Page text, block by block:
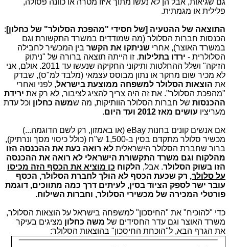
גם שגיאות, אבל הן לא נעשו מתוך איזו מטרה או כוונה פסולה,
פלילית או מגמתית.
התוצאה של ההטעיה [של חסידי "מהפכת הסלולר" של כחלון] :
הכנסות חברות הסלולר (מה שמודדים במשרד התקשורת וגם
במשרד האוצר), אחרי שניתקו את הקשר בין המכשיר לחבילה
הסלולרית - ירדו בתלילות. זו הייתה תוצאה ברורה של "ניתוק
הזיקה" ושלל ההחלטות ותיקוני החקיקה שנעשו עד 2011. אולם, אני
לא מכיר שום מחקר או נתון מבוסס עצמאי (מלבד למ"ס), שבדק
את הוצאות הסלולר למשפחה ממוצעת בישראל, לפני ואחרי
"מהפכת הסלולר". את זה היה צריך להציג לציבור, לא רק את ירידת
ההכנסות של חברות הסלולר הוותיקות, מה שמשה כחלון וכל עדת
מעריציו עושים מאז 2012 ועד היום.
אם אנשים קונים בחנות eBay (או באמזון, רק לשם הדוגמה...)
מכשיר סלולר מתקדם בסין ב-1,500 ש"ח (כולל כיסוי מסך ונרתיק),
ברור שחברת הסלולר הישראלית לא רואה כעת את ההכנסה הזו
מהלקוח וגם משרד התקשורת הישראלי לא רואה את ההכנסה
הזו בשוק הסלולר. אבל, הלקוח כן מוציא את הכסף הזה מכיסו
על סלולר, רק שכעת הכסף לא הולך לחברת הסלולר, הכסף
עובר ישר לספק הציוד בסין, לעיתים דרך כמה מתווכים, דוגמת
פורטלי המכירה של מכשירי הסלולר, וחברות השילוח.
כדי "להוכיח" את "החיסכון" למשפחה בישראל על הוצאות הסלולר,
משרד האוצר וגם עדר החסידים של משה כחלון מציגים בעיקר
את הגרף הבא, ל"הוכחת החיסכון" בהוצאות הסלולר: